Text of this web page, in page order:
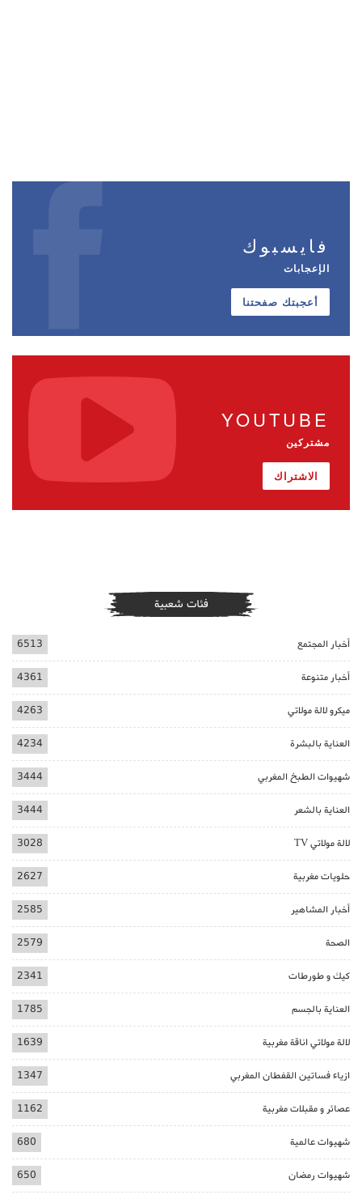
فايسبوك
الإعجابات
أعجبتك صفحتنا
YOUTUBE
مشتركين
الاشتراك
فئات شعبية
أخبار المجتمع 6513
أخبار متنوعة 4361
ميكرو لالة مولاتي 4263
العناية بالبشرة 4234
شهيوات الطبخ المغربي 3444
العناية بالشعر 3444
لالة مولاتي TV 3028
حلويات مغربية 2627
أخبار المشاهير 2585
الصحة 2579
كيك و طورطات 2341
العناية بالجسم 1785
لالة مولاتي اناقة مغربية 1639
ازياء فساتين القفطان المغربي 1347
عصائر و مقبلات مغربية 1162
شهيوات عالمية 680
شهيوات رمضان 650